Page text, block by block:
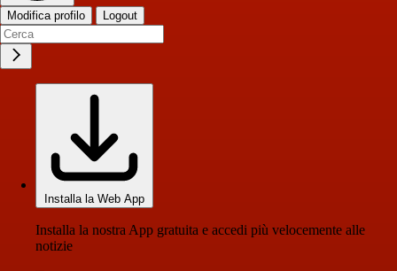
Modifica profilo Logout
Installa la Web App
Installa la nostra App gratuita e accedi più velocemente alle
notizie